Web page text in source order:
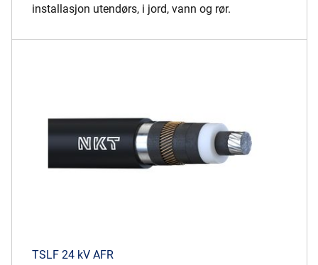
installasjon utendørs, i jord, vann og rør.
TSLF 24 kV AFR